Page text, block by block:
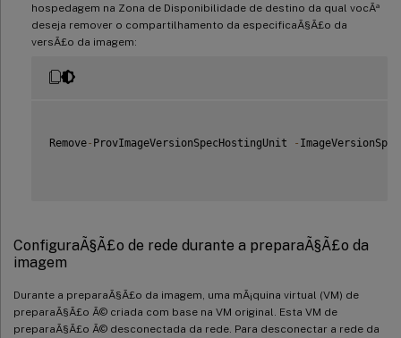
hospedagem na Zona de Disponibilidade de destino da qual vocÃª
deseja remover o compartilhamento da especificaÃ§Ã£o da
versÃ£o da imagem:
Remove- ProvImageVersionSpecHostingUnit -
ConfiguraÃ§Ã£o de rede durante a preparaÃ§Ã£o da
imagem
Durante a preparaÃ§Ã£o da imagem, uma mÃ¡quina virtual (VM) de
preparaÃ§Ã£o Ã© criada com base na VM original. Esta VM de
preparaÃ§Ã£o Ã© desconectada da rede. Para desconectar a rede da